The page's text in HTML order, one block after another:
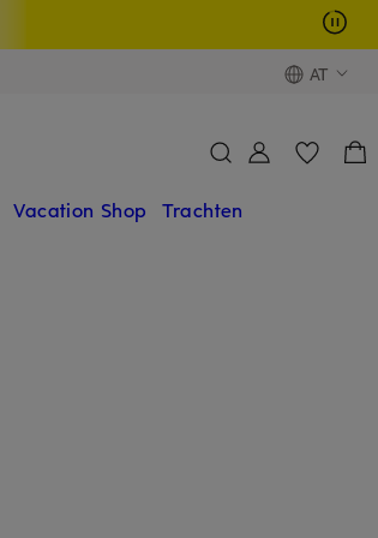
AT
Vacation Shop Trachten